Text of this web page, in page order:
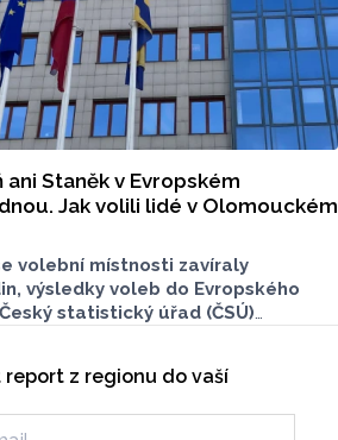
ani Staněk v Evropském
Jak volili lidé v Olomouckém
volební místnosti zavíraly
výsledky voleb do Evropského
statistický úřad (ČSÚ)
ČSÚ až v nočních hodinách kvůli
EU, kde se termín hlasování lišil.
z regionu do vaší